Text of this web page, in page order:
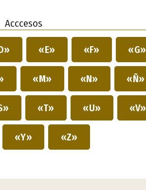
Acccesos
«E» «F» «G»
«M» «N» «Ñ»
«T» «U» «V»
«Y» «Z»